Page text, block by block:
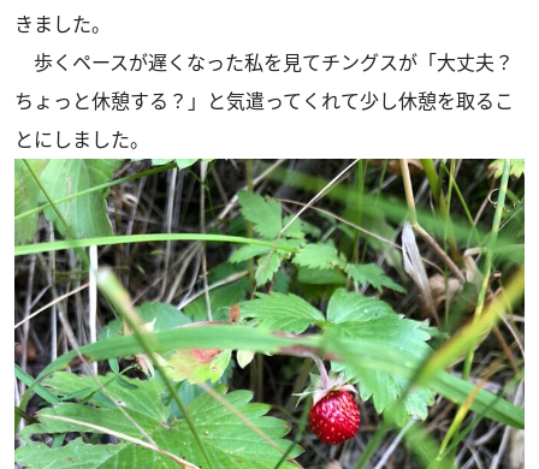
きました。
歩くペースが遅くなった私を見てチングスが「大丈夫？
ちょっと休憩する？」と気遣ってくれて少し休憩を取るこ
とにしました。